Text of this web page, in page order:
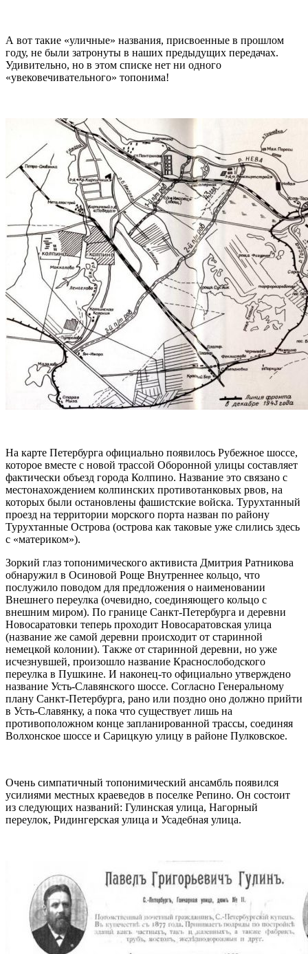
А вот такие «уличные» названия, присвоенные в прошлом
году, не были затронуты в наших предыдущих передачах.
Удивительно, но в этом списке нет ни одного
«увековечивательного» топонима!
На карте Петербурга официально появилось Рубежное шоссе,
которое вместе с новой трассой Оборонной улицы составляет
фактически объезд города Колпино. Название это связано с
местонахождением колпинских противотанковых рвов, на
которых были остановлены фашистские войска. Турухтанный
проезд на территории морского порта назван по району
Турухтанные Острова (острова как таковые уже слились здесь
с «материком»).
Зоркий глаз топонимического активиста Дмитрия Ратникова
обнаружил в Осиновой Роще Внутреннее кольцо, что
послужило поводом для предложения о наименовании
Внешнего переулка (очевидно, соединяющего кольцо с
внешним миром). По границе Санкт-Петербурга и деревни
Новосаратовки теперь проходит Новосаратовская улица
(название же самой деревни происходит от старинной
немецкой колонии). Также от старинной деревни, но уже
исчезнувшей, произошло название Краснослободского
переулка в Пушкине. И наконец-то официально утверждено
название Усть-Славянского шоссе. Согласно Генеральному
плану Санкт-Петербурга, рано или поздно оно должно прийти
в Усть-Славянку, а пока что существует лишь на
противоположном конце запланированной трассы, соединяя
Волхонское шоссе и Сарицкую улицу в районе Пулковское.
Очень симпатичный топонимический ансамбль появился
усилиями местных краеведов в поселке Репино. Он состоит
из следующих названий: Гулинская улица, Нагорный
переулок, Ридингерская улица и Усадебная улица.